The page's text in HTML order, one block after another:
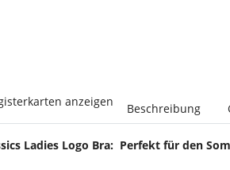
anzeigen Beschreibung
Ladies Logo Bra: Perfekt für den